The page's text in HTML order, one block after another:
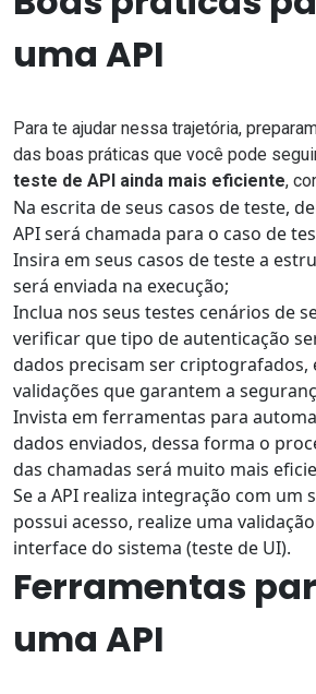
uma API
Para te ajudar nessa trajetória,
das boas práticas que você pode
teste de API ainda mais eficiente,
Na escrita de seus casos de teste,
API será chamada para o caso de
Insira em seus casos de teste a
será enviada na execução;
Inclua nos seus testes cenários de
verificar que tipo de autenticação
dados precisam ser criptografados,
validações que garantem a
Invista em ferramentas para
dados enviados, dessa forma o
das chamadas será muito mais
Se a API realiza integração com um
possui acesso, realize uma
interface do sistema (teste de UI).
Ferramentas
uma API